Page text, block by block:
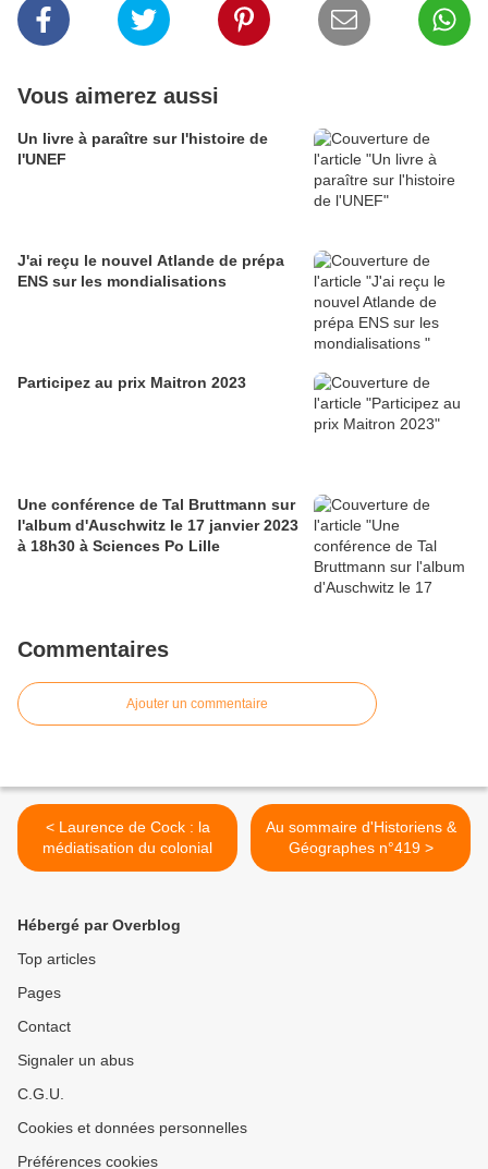
Vous aimerez aussi
Un livre à paraître sur l'histoire de
l'UNEF
J'ai reçu le nouvel Atlande de prépa
ENS sur les mondialisations
Participez au prix Maitron 2023
Une conférence de Tal Bruttmann sur
l'album d'Auschwitz le 17 janvier 2023
à 18h30 à Sciences Po Lille
Commentaires
Ajouter un commentaire
< Laurence de Cock : la
médiatisation du colonial
Au sommaire d'Historiens &
Géographes n°419 >
Hébergé par Overblog
Top articles
Pages
Contact
Signaler un abus
C.G.U.
Cookies et données personnelles
Préférences cookies